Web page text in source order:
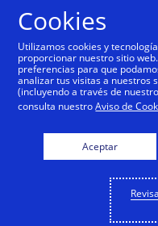
Visa ID
lleva la
pagos
Cookies
Utilizamos cookies y
proporcionar nuestro sitio
preferencias para que
analizar tus visitas a nuestros
(incluyendo a través de
consulta nuestroAviso de
Aceptar